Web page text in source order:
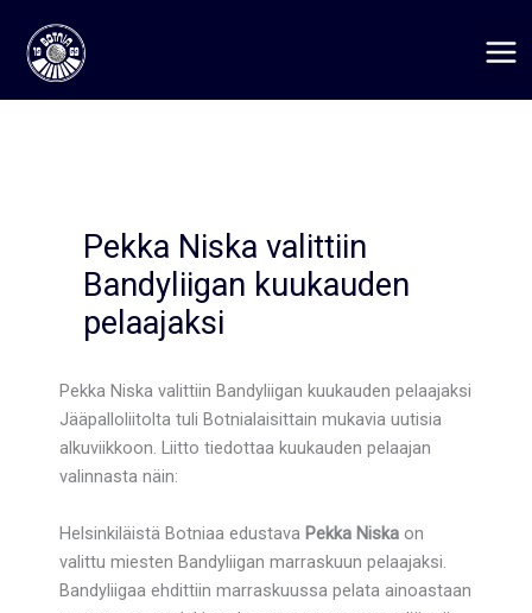
sisältöön
Pekka Niska valittiin
Bandyliigan kuukauden
pelaajaksi
Pekka Niska valittiin Bandyliigan kuukauden pelaajaksi
Jääpalloliitolta tuli Botnialaisittain mukavia uutisia
alkuviikkoon. Liitto tiedottaa kuukauden pelaajan
valinnasta näin:
Helsinkiläistä Botniaa edustava Pekka Niska on
valittu miesten Bandyliigan marraskuun pelaajaksi.
Bandyliigaa ehdittiin marraskuussa pelata ainoastaan